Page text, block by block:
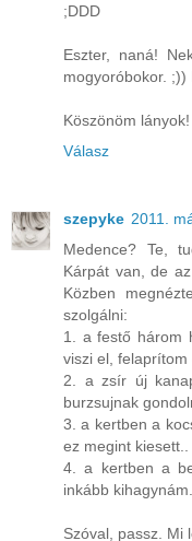
;DDD
Eszter, naná!
mogyoróbokor. ;))
Köszönöm
Válasz
szepyke 2011.
Medence? Te,
Kárpát van, de
Közben
szolgálni:
1. a festő három
viszi el,
2. a zsír új
burzsujnak
3. a kertben a
ez megint kiesett..
4. a kertben a
inkább
Szóval, passz. Mi